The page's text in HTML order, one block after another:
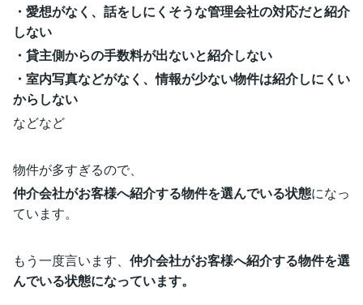
・愛想がなく、話をしにくそうな管理会社の対応だと紹介
しない
・貸主側からの手数料が出ないと紹介しない
・室内写真などがなく、情報が少ない物件は紹介しにくい
からしない
などなど
物件が多すぎるので、
仲介会社がお客様へ紹介する物件を選んでいる状態になっ
ています。
もう一度言います、 仲介会社がお客様へ紹介する物件を選
んでいる状態になっています。